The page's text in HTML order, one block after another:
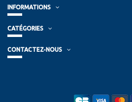
INFORMATIONS
CATÉGORIES
CONTACTEZ-NOUS